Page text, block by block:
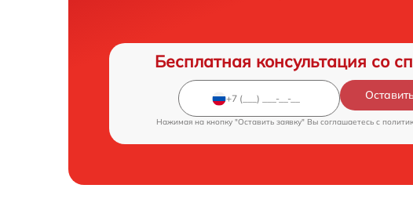
Бесплатная консультация со
Нажимая на кнопку "Оставить заявку" Вы соглашаетесь c